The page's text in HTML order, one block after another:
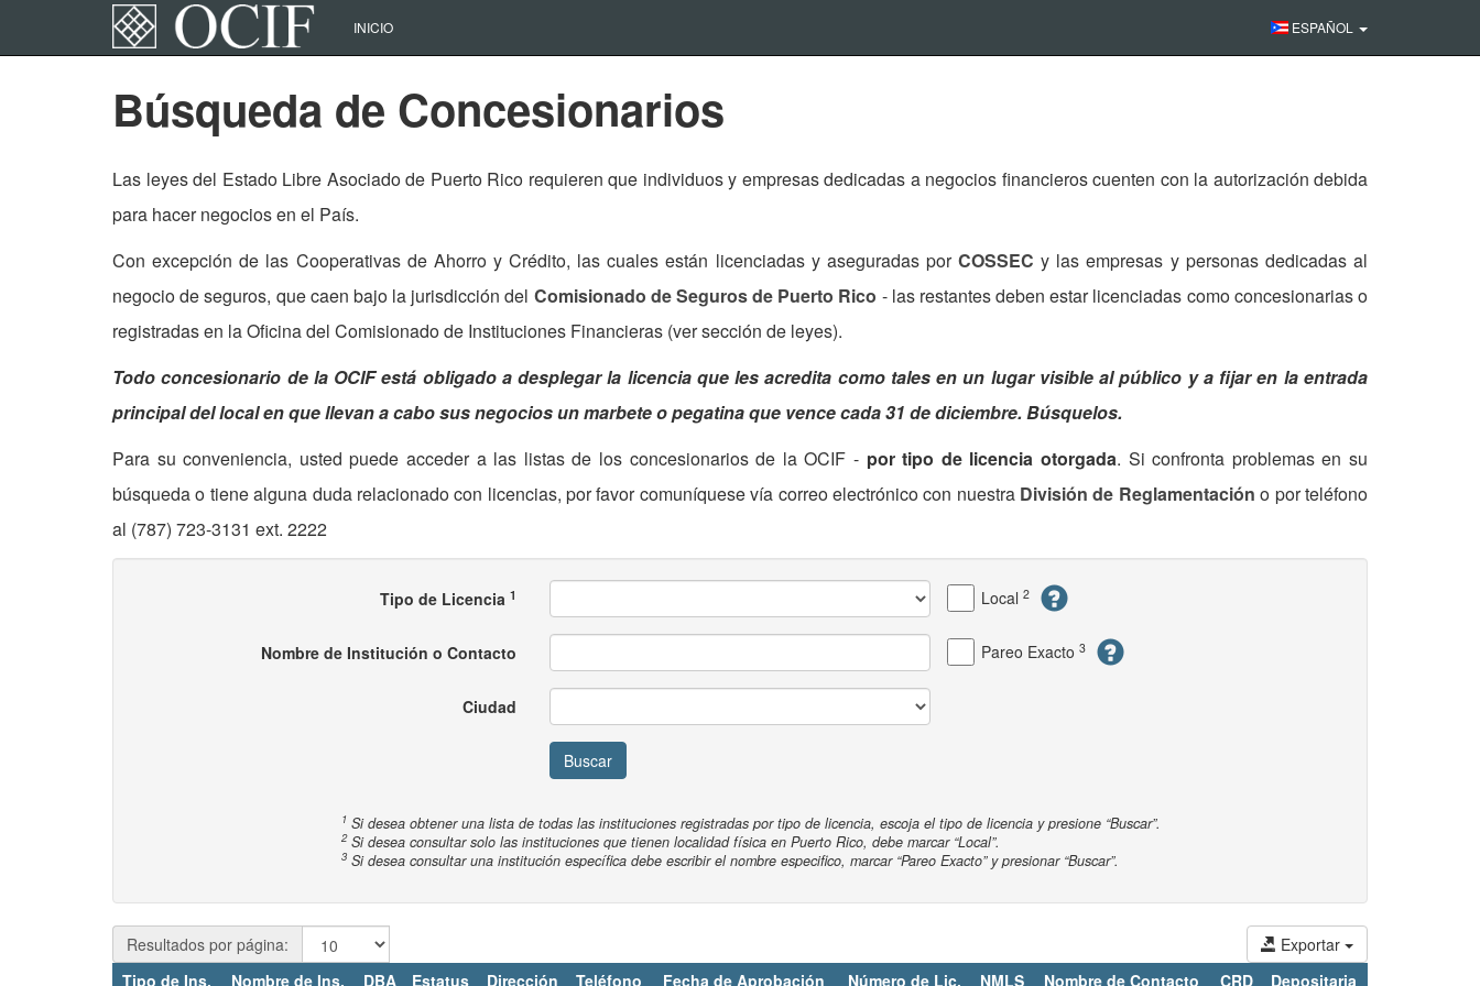
INICIO ESPAÑOL
Búsqueda de Concesionarios
Las leyes del Estado Libre Asociado de Puerto Rico requieren que individuos y empresas dedicadas a negocios financieros cuenten con la autorización debida
para hacer negocios en el País.
Con excepción de las Cooperativas de Ahorro y Crédito, las cuales están licenciadas y aseguradas porCOSSEC y las empresas y personas dedicadas al
negocio de seguros, que caen bajo la jurisdicción del Comisionado de Seguros de Puerto Rico - las restantes deben estar licenciadas como concesionarias o
registradas en la Oficina del Comisionado de Instituciones Financieras (ver sección de leyes).
Todo concesionario de la OCIF está obligado a desplegar la licencia que les acredita como tales en un lugar visible al público y a fijar en la entrada
principal del local en que llevan a cabo sus negocios un marbete o pegatina que vence cada 31 de diciembre. Búsquelos.
Para su conveniencia, usted puede acceder a las listas de los ​concesionarios de la OCIF - por tipo de licencia otorgada. Si confronta problemas en su
búsqueda o tiene alguna duda relacionado con licencias, por favor comuníquese vía correo electrónico con nuestra División de Reglamentación o por teléfono
al (787) 723-3131 ext. 2222
Tipo de Licencia 1 Local2
Nombre de Institución o Contacto Pareo Exacto3
Ciudad
1 Si desea obtener una lista de todas las instituciones registradas por tipo de licencia, escoja el tipo de licencia y presione “Buscar”.
2Si desea consultar solo las instituciones que tienen localidad física en Puerto Rico, debe marcar “Local”.
3 Si desea consultar una institución específica debe escribir el nombre especifico, marcar “Pareo Exacto” y presionar “Buscar”.
Resultados por página:
Exportar
Tipo de Ins.
Nombre de Ins. DBA Estatus Dirección Teléfono Fecha de Aprobación Número de Lic. NMLS Nombre de Contacto CRD Depositaria